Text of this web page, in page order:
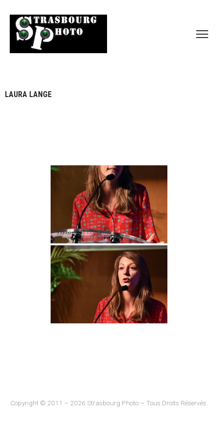
LAURA LANGE
Copyright © 2011 – 2026 Strasbourg Photo – Tous Droits Réservés.